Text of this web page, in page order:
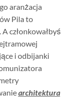
aranżacja
Pila to
członkowałbyś
i odbijanki
architektura